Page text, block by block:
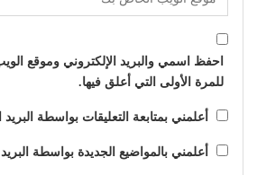
احفظ اسمي والبريد الإلكتروني وموقع
للمرة الأولى التي أعلق فيها.
أعلمني بمتابعة التعليقات بواسطة البريد
أعلمني بالمواضيع الجديدة بواسطة